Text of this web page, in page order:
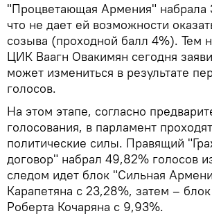
"Процветающая Армения" набрала
что не дает ей возможности
созыва (проходной балл 4%). Тем
ЦИК Ваагн Овакимян сегодня
может измениться в результате
голосов.
На этом этапе, согласно
голосования, в парламент
политические силы. Правящий
договор" набрал 49,82% голосов
следом идет блок "Сильная
Карапетяна с 23,28%, затем –
Роберта Кочаряна с 9,93%.